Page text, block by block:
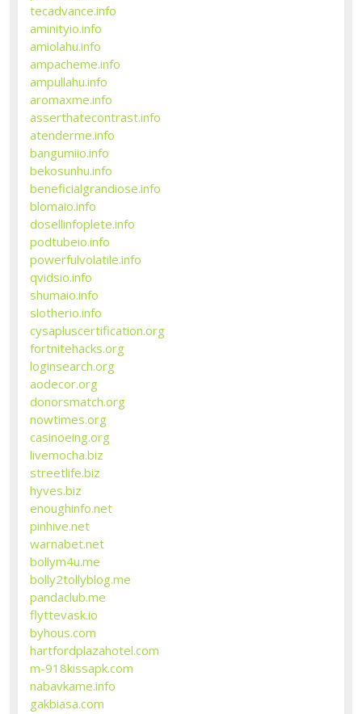
tecadvance.info
aminityio.info
amiolahu.info
ampacheme.info
ampullahu.info
aromaxme.info
asserthatecontrast.info
atenderme.info
bangumiio.info
bekosunhu.info
beneficialgrandiose.info
blomaio.info
dosellinfoplete.info
podtubeio.info
powerfulvolatile.info
qvidsio.info
shumaio.info
slotherio.info
cysapluscertification.org
fortnitehacks.org
loginsearch.org
aodecor.org
donorsmatch.org
nowtimes.org
casinoeing.org
livemocha.biz
streetlife.biz
hyves.biz
enoughinfo.net
pinhive.net
warnabet.net
bollym4u.me
bolly2tollyblog.me
pandaclub.me
flyttevask.io
byhous.com
hartfordplazahotel.com
m-918kissapk.com
nabavkame.info
gakbiasa.com